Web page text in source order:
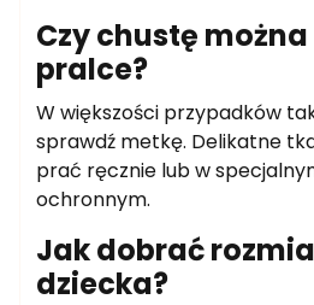
Czy chustę
pralce?
W większości przypadków
sprawdź metkę. Delikatne
prać ręcznie lub w
ochronnym.
Jak dobrać
dziecka?